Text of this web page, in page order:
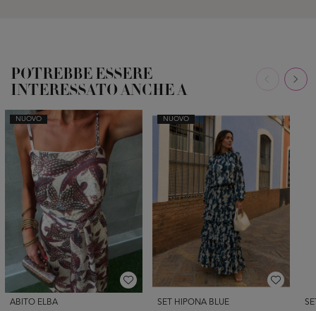
POTREBBE ESSERE
INTERESSATO ANCHE A
NUOVO
ABITO ELBA
NUOVO
SET HIPONA BLUE